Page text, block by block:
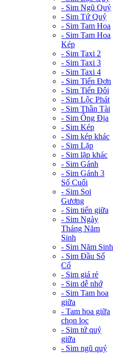
- Sim Ngũ Quý
- Sim Tứ Quý
- Sim Tam Hoa
- Sim Tam Hoa
Kép
- Sim Taxi 2
- Sim Taxi 3
- Sim Taxi 4
- Sim Tiến Đơn
- Sim Tiến Đôi
- Sim Lộc Phát
- Sim Thần Tài
- Sim Ông Địa
- Sim Kép
- Sim kép khác
- Sim Lặp
- Sim lặp khác
- Sim Gánh
- Sim Gánh 3
Số Cuối
- Sim Soi
Gương
- Sim tiến giữa
- Sim Ngày
Tháng Năm
Sinh
- Sim Năm Sinh
- Sim Đầu Số
Cổ
- Sim giá rẻ
- Sim dễ nhớ
- Sim Tam hoa
giữa
- Tam hoa giữa
chọn lọc
- Sim tứ quý
giữa
- Sim ngũ quý